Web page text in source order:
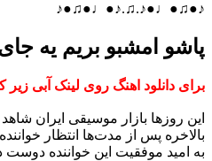
♪●♫●♩●♪.♫.♪●♩●♫●♪
پاشو امشبو بریم یه
برای دانلود اهنگ روی لینک آبی زیر
این روزها بازار موسیقی ایران
بالاخره پس از مدت‌ها انتظار
به امید موفقیت این خواننده دوست